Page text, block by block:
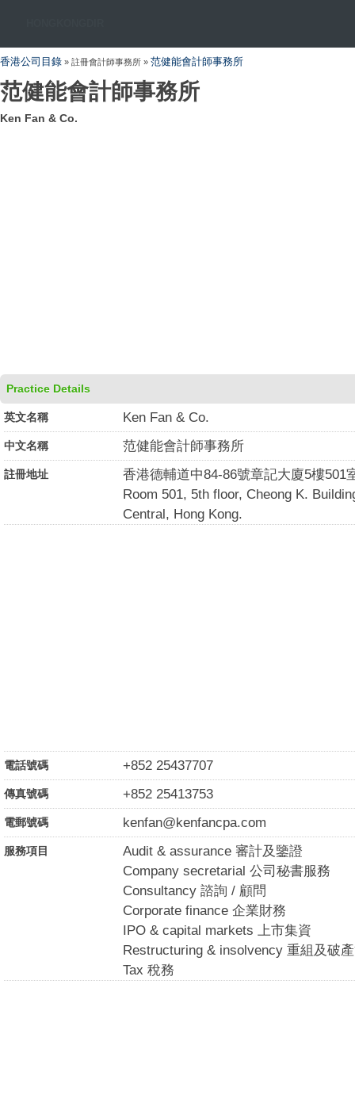
香港公司目錄 » 註冊會計師事務所 » 范健能會計師事務所
范健能會計師事務所
Ken Fan & Co.
Practice Details
英文名稱 Ken Fan & Co.
中文名稱 范健能會計師事務所
註冊地址
香港德輔道中84-86號章記大廈5樓501
Room 501, 5th floor, Cheong K.
Central, Hong Kong.
電話號碼 +852 25437707
傳真號碼 +852 25413753
電郵號碼 kenfan@kenfancpa.com
服務項目
Audit & assurance 審計及鑒證
Company secretarial 公司秘書服務
Consultancy 諮詢 / 顧問
Corporate finance 企業財務
IPO & capital markets 上市集資
Restructuring & insolvency 重組及破
Tax 稅務